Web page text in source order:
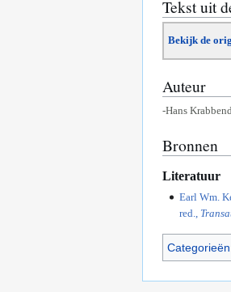
Tekst uit
Bekijk de
Auteur
-Hans
Bronnen
Literatuur
Earl Wm.
red.,
Categorieën